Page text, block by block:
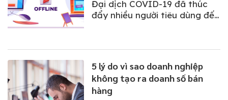
Đại dịch COVID-19 đã thúc
đẩy nhiều người tiêu dùng đến
có khao khát trải nghiệm
các nhà bán lẻ cần cải tiến từ
trực tuyến đến ngoại tuyến
(O2O - Online to...
5 lý do vì sao doanh nghiệp
không tạo ra doanh số bán
hàng